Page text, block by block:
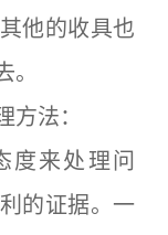
他的收具也
法：
来处理问
的证据。一